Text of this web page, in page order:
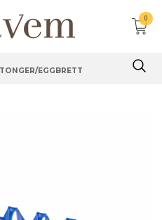
0
EGGBRETT